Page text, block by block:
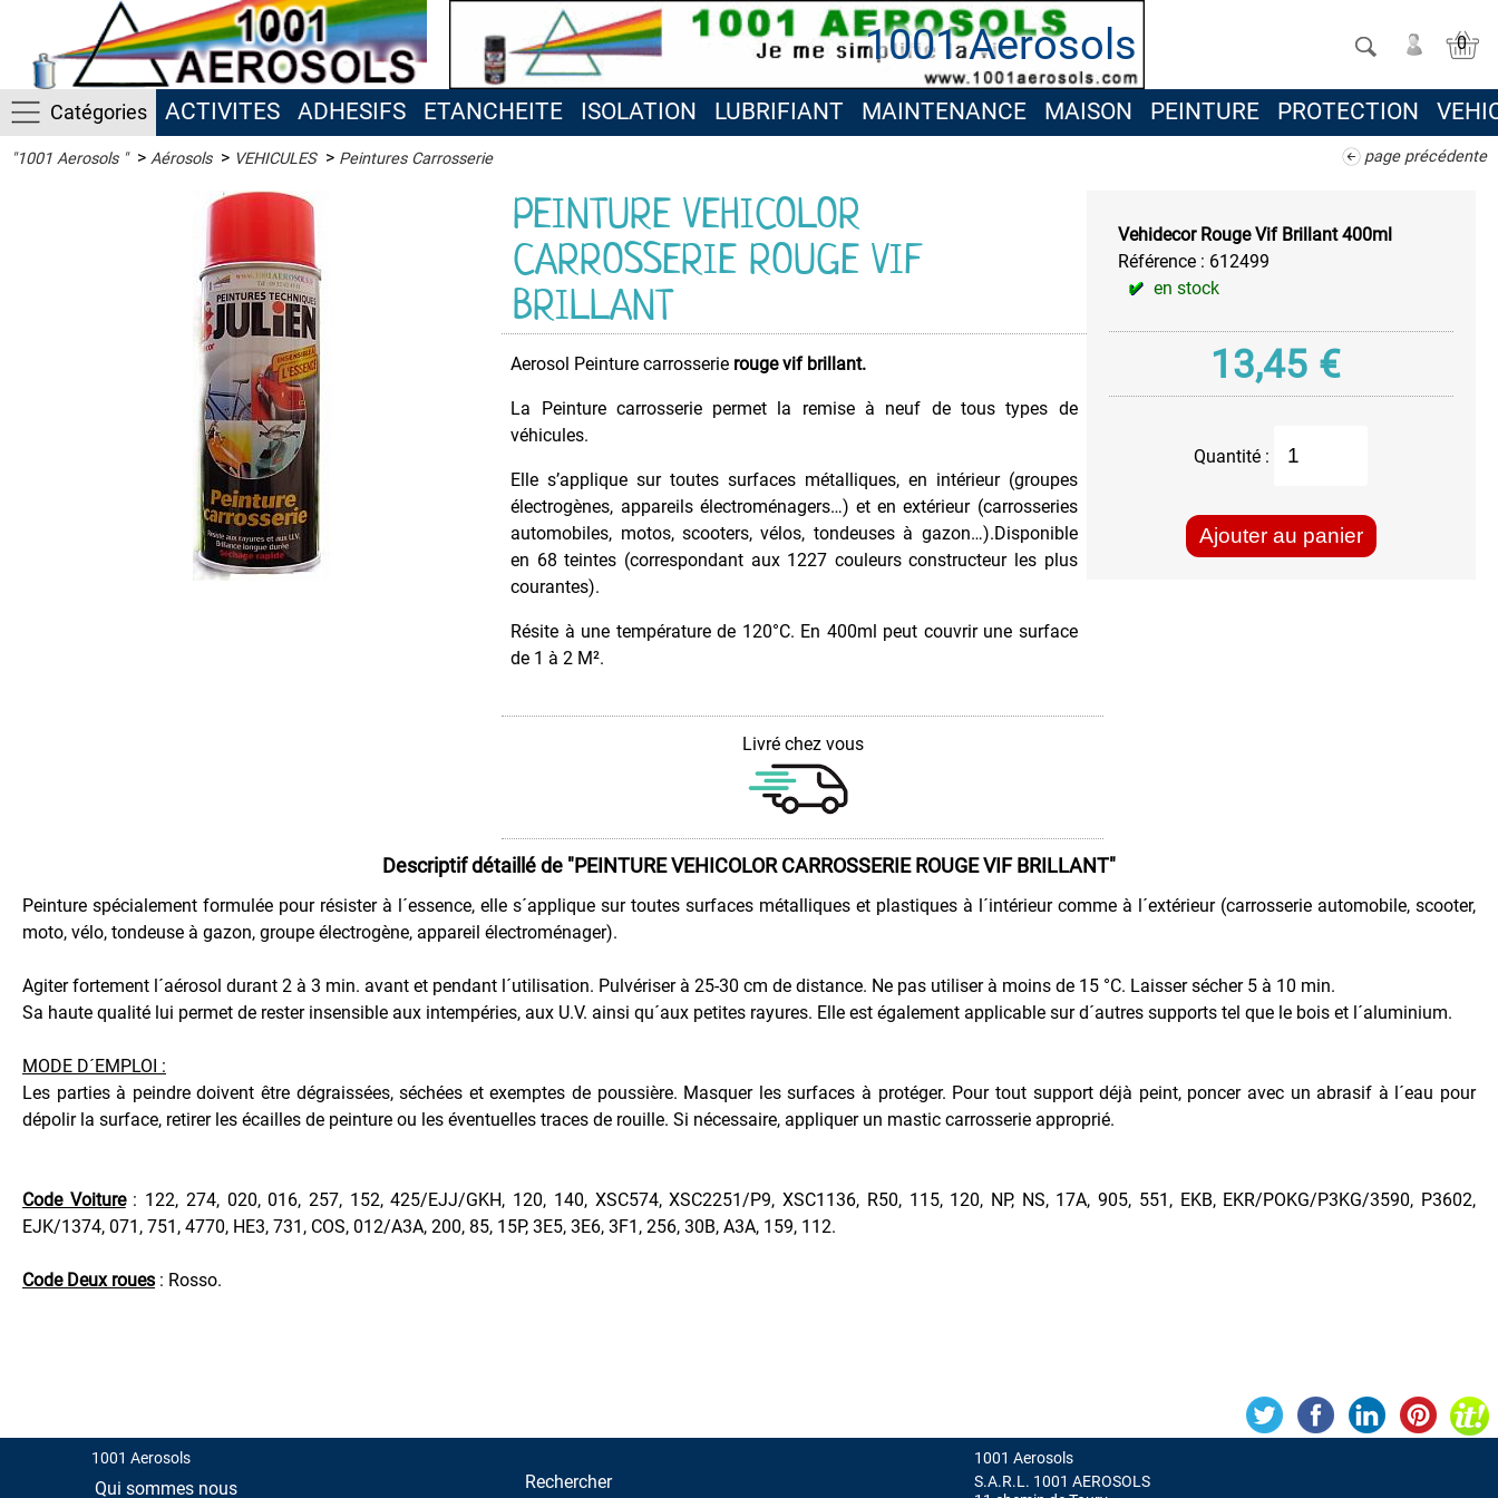
1001 Aerosols 0
Catégories ACTIVITES ADHESIFS ETANCHEITE ISOLATION LUBRIFIANT MAINTENANCE MAISON PEINTURE PROTECTION
"1001 Aerosols " page précédente
> Aérosols> VEHICULES> Peintures Carrosserie
PEINTURE VEHICOLOR
CARROSSERIE ROUGE VIF
BRILLANT
Aerosol Peinture carrosserie rouge vif brillant.
La Peinture carrosserie permet la remise à neuf de tous types de
véhicules.
Elle s’applique sur toutes surfaces métalliques, en intérieur (groupes
électrogènes, appareils électroménagers…) et en extérieur (carrosseries
automobiles, motos, scooters, vélos, tondeuses à gazon…).Disponible
en 68 teintes (correspondant aux 1227 couleurs constructeur les plus
courantes).
Résite à une température de 120°C. En 400ml peut couvrir une surface
de 1 à 2 M².
Livré chez vous
Vehidecor Rouge Vif Brillant 400ml
Référence : 612499
en stock
13,45 €
Quantité :
Ajouter au panier
Descriptif détaillé de "PEINTURE VEHICOLOR CARROSSERIE ROUGE VIF BRILLANT"
Peinture spécialement formulée pour résister à l´essence, elle s´applique sur toutes surfaces métalliques et plastiques à l´intérieur comme à l´extérieur (carrosserie automobile, scooter,
moto, vélo, tondeuse à gazon, groupe électrogène, appareil électroménager).
Agiter fortement l´aérosol durant 2 à 3 min. avant et pendant l´utilisation. Pulvériser à 25-30 cm de distance. Ne pas utiliser à moins de 15 °C. Laisser sécher 5 à 10 min.
Sa haute qualité lui permet de rester insensible aux intempéries, aux U.V. ainsi qu´aux petites rayures. Elle est également applicable sur d´autres supports tel que le bois et l´aluminium.
MODE D´EMPLOI :
Les parties à peindre doivent être dégraissées, séchées et exemptes de poussière. Masquer les surfaces à protéger. Pour tout support déjà peint, poncer avec un abrasif à l´eau pour
dépolir la surface, retirer les écailles de peinture ou les éventuelles traces de rouille. Si nécessaire, appliquer un mastic carrosserie approprié.
Code Voiture: 122, 274, 020, 016, 257, 152, 425/EJJ/GKH, 120, 140, XSC574, XSC2251/P9, XSC1136, R50, 115, 120, NP, NS, 17A, 905, 551, EKB, EKR/POKG/P3KG/3590, P3602,
EJK/1374, 071, 751, 4770, HE3, 731, COS, 012/A3A, 200, 85, 15P, 3E5, 3E6, 3F1, 256, 30B, A3A, 159, 112.
Code Deux roues : Rosso.
Entretien
Intérieur
-
Protecteur
-
Tracteurs
Nettoyage
Peintures
Carrosserie
-
Climatisation
1001 Aerosols
Qui sommes nous Rechercher
1001 Aerosols
S.A.R.L. 1001 AEROSOLS